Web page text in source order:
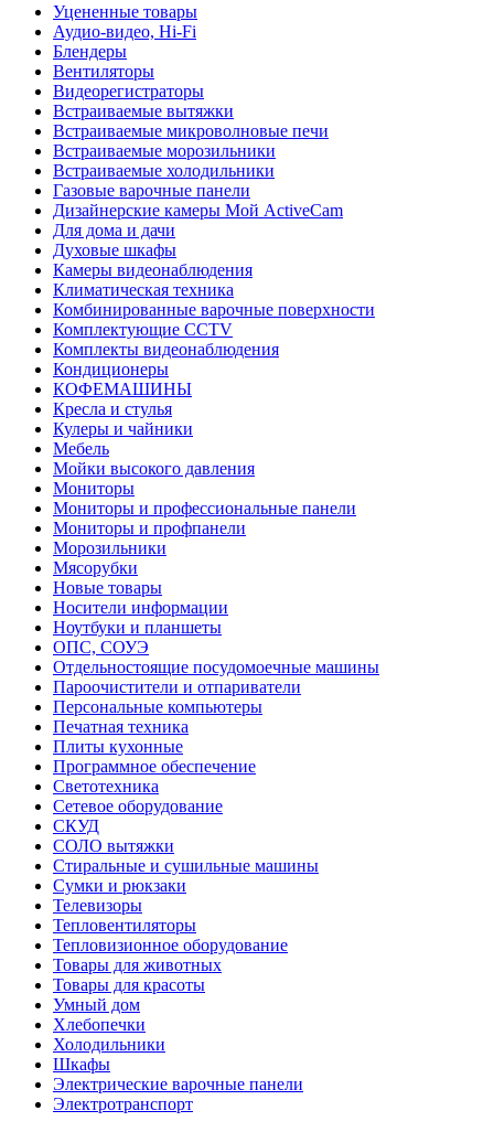
Уцененные товары
Аудио-видео, Hi-Fi
Блендеры
Вентиляторы
Видеорегистраторы
Встраиваемые вытяжки
Встраиваемые микроволновые печи
Встраиваемые морозильники
Встраиваемые холодильники
Газовые варочные панели
Дизайнерские камеры Мой ActiveCam
Для дома и дачи
Духовые шкафы
Камеры видеонаблюдения
Климатическая техника
Комбинированные варочные поверхности
Комплектующие CCTV
Комплекты видеонаблюдения
Кондиционеры
КОФЕМАШИНЫ
Кресла и стулья
Кулеры и чайники
Мебель
Мойки высокого давления
Мониторы
Мониторы и профессиональные панели
Мониторы и профпанели
Морозильники
Мясорубки
Новые товары
Носители информации
Ноутбуки и планшеты
ОПС, СОУЭ
Отдельностоящие посудомоечные машины
Пароочистители и отпариватели
Персональные компьютеры
Печатная техника
Плиты кухонные
Программное обеспечение
Светотехника
Сетевое оборудование
СКУД
СОЛО вытяжки
Стиральные и сушильные машины
Сумки и рюкзаки
Телевизоры
Тепловентиляторы
Тепловизионное оборудование
Товары для животных
Товары для красоты
Умный дом
Хлебопечки
Холодильники
Шкафы
Электрические варочные панели
Электротранспорт